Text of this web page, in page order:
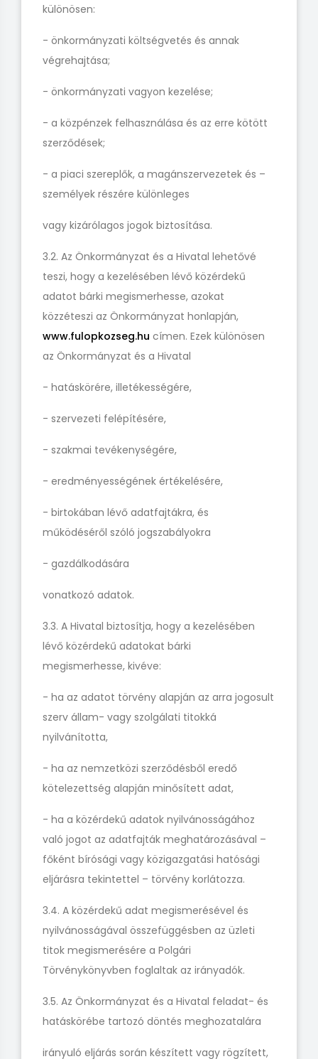
különösen:
- önkormányzati költségvetés és annak
végrehajtása;
- önkormányzati vagyon kezelése;
- a közpénzek felhasználása és az erre kötött
szerződések;
- a piaci szereplők, a magánszervezetek és –
személyek részére különleges
vagy kizárólagos jogok biztosítása.
3.2. Az Önkormányzat és a Hivatal lehetővé
teszi, hogy a kezelésében lévő közérdekű
adatot bárki megismerhesse, azokat
közzéteszi az Önkormányzat honlapján,
www.fulopkozseg.hu címen. Ezek különösen
az Önkormányzat és a Hivatal
- hatáskörére, illetékességére,
- szervezeti felépítésére,
- szakmai tevékenységére,
- eredményességének értékelésére,
- birtokában lévő adatfajtákra, és
működéséről szóló jogszabályokra
- gazdálkodására
vonatkozó adatok.
3.3. A Hivatal biztosítja, hogy a kezelésében
lévő közérdekű adatokat bárki
megismerhesse, kivéve:
- ha az adatot törvény alapján az arra jogosult
szerv állam- vagy szolgálati titokká
nyilvánította,
- ha az nemzetközi szerződésből eredő
kötelezettség alapján minősített adat,
- ha a közérdekű adatok nyilvánosságához
való jogot az adatfajták meghatározásával –
főként bírósági vagy közigazgatási hatósági
eljárásra tekintettel – törvény korlátozza.
3.4. A közérdekű adat megismerésével és
nyilvánosságával összefüggésben az üzleti
titok megismerésére a Polgári
Törvénykönyvben foglaltak az irányadók.
3.5. Az Önkormányzat és a Hivatal feladat- és
hatáskörébe tartozó döntés meghozatalára
irányuló eljárás során készített vagy rögzített,